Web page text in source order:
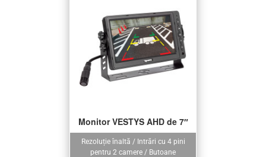
Rezoluție înaltă / Intrări cu 4 pini
pentru 2 camere / Butoane
Monitor VESTYS AHD de 7″